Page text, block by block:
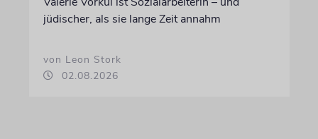
jüdischer, als sie lange Zeit annahm
von Leon Stork
02.08.2026